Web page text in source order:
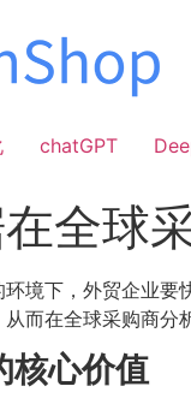
chatGPT
全球
境下，外贸企业
而在全球采购商分
核心价值